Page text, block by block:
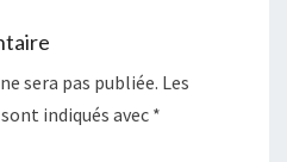
sera pas publiée. Les
indiqués avec *